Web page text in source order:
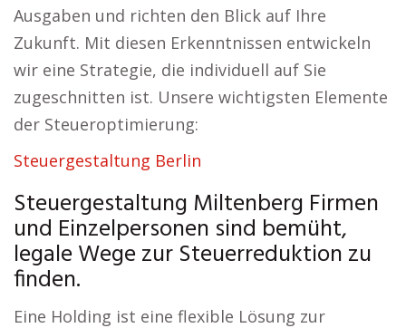
Ausgaben und richten den Blick auf Ihre
Zukunft. Mit diesen Erkenntnissen entwickeln
wir eine Strategie, die individuell auf Sie
zugeschnitten ist. Unsere wichtigsten Elemente
der Steueroptimierung:
Steuergestaltung Berlin
Steuergestaltung Miltenberg Firmen
und Einzelpersonen sind bemüht,
legale Wege zur Steuerreduktion zu
finden.
Eine Holding ist eine flexible Lösung zur